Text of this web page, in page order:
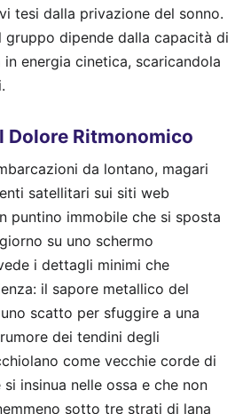
tesi dalla privazione del sonno.
gruppo dipende dalla capacità di
energia cinetica, scaricandola
Dolore Ritmonomico
da lontano, magari
satellitari sui siti web
puntino immobile che si sposta
su uno schermo
i dettagli minimi che
il sapore metallico del
scatto per sfuggire a una
dei tendini degli
come vecchie corde di
insinua nelle ossa e che non
sotto tre strati di lana